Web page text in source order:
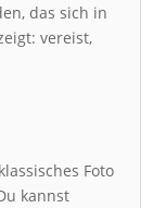
das sich in
vereist,
Foto
kannst